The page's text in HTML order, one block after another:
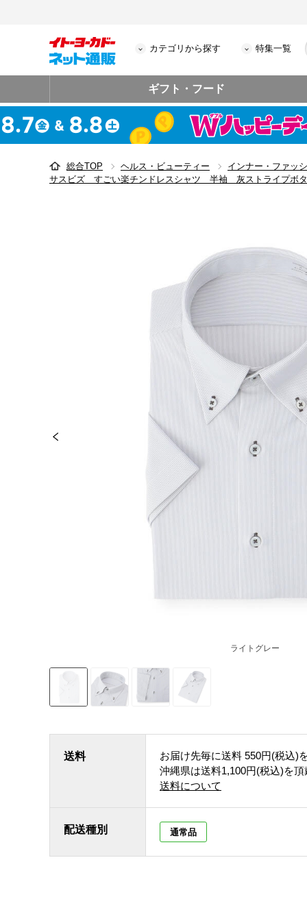
カテゴリから探す 特集一覧
ギフト・フード
総合TOP ヘルス・ビューティー
インナー・ファッ
サスビズ すごい楽チンドレスシャツ 半袖 灰ストライプボタ
ライトグレー
送料 お届け先毎に送料 550円(税込)
沖縄県は送料1,100円(税込)を
送料について
配送種別 通常品